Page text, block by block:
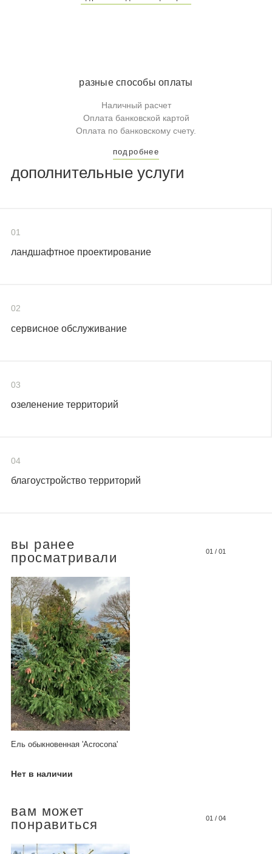
разные способы оплаты
Наличный расчет
Оплата банковской картой
Оплата по банковскому счету.
подробнее
дополнительные услуги
01
ландшафтное проектирование
02
сервисное обслуживание
03
озеленение территорий
04
благоустройство территорий
вы ранее
просматривали
01 / 01
Ель обыкновенная 'Acrocona'
Нет в наличии
вам может
понравиться
01 / 04